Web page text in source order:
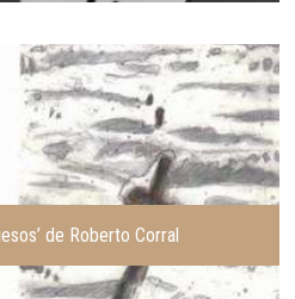
de Roberto Corral